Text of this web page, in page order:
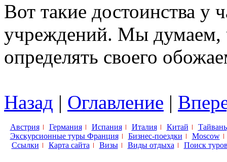
Вот такие достоинства у
учреждений. Мы думаем,
определять своего
Назад | Оглавление |
Австрия Германия Испания Италия Китай
Тайвань
Экскурсионные туры Франция
Бизнес-поездки
Moscow
Ссылки
Карта сайта Визы Виды отдыха Поиск